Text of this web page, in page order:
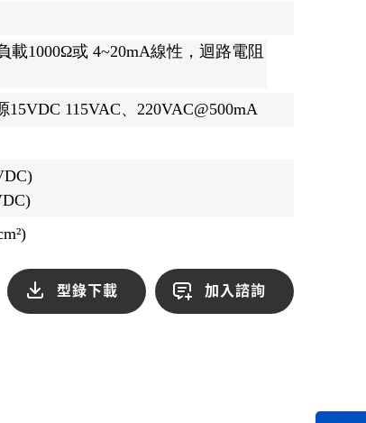
載1000Ω或 4~20mA線性，迴路電阻
115VAC、220VAC@500mA
型錄下載 加入諮詢